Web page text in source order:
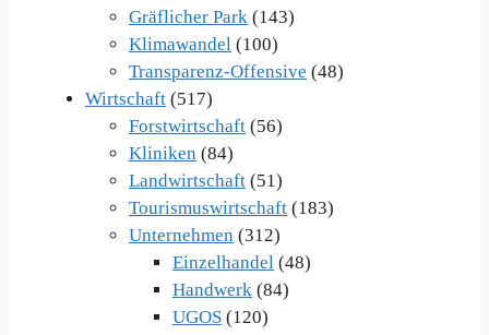
Gräflicher Park (143)
Klimawandel (100)
Transparenz-Offensive (48)
Wirtschaft (517)
Forstwirtschaft (56)
Kliniken (84)
Landwirtschaft (51)
Tourismuswirtschaft (183)
Unternehmen (312)
Einzelhandel (48)
Handwerk (84)
UGOS (120)